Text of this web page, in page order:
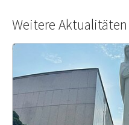
Weitere Aktualitäten